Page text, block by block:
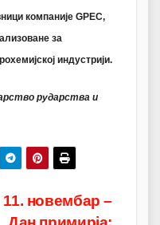
компаније GPEC,
за
индустрији.
рударства и
11. новембар –